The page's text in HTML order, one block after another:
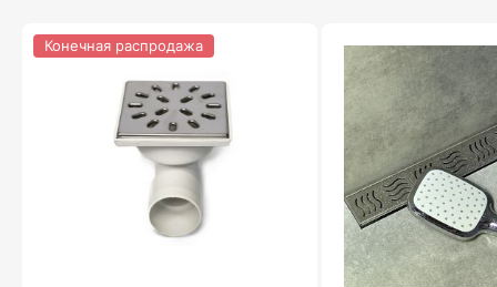
Конечная распродажа